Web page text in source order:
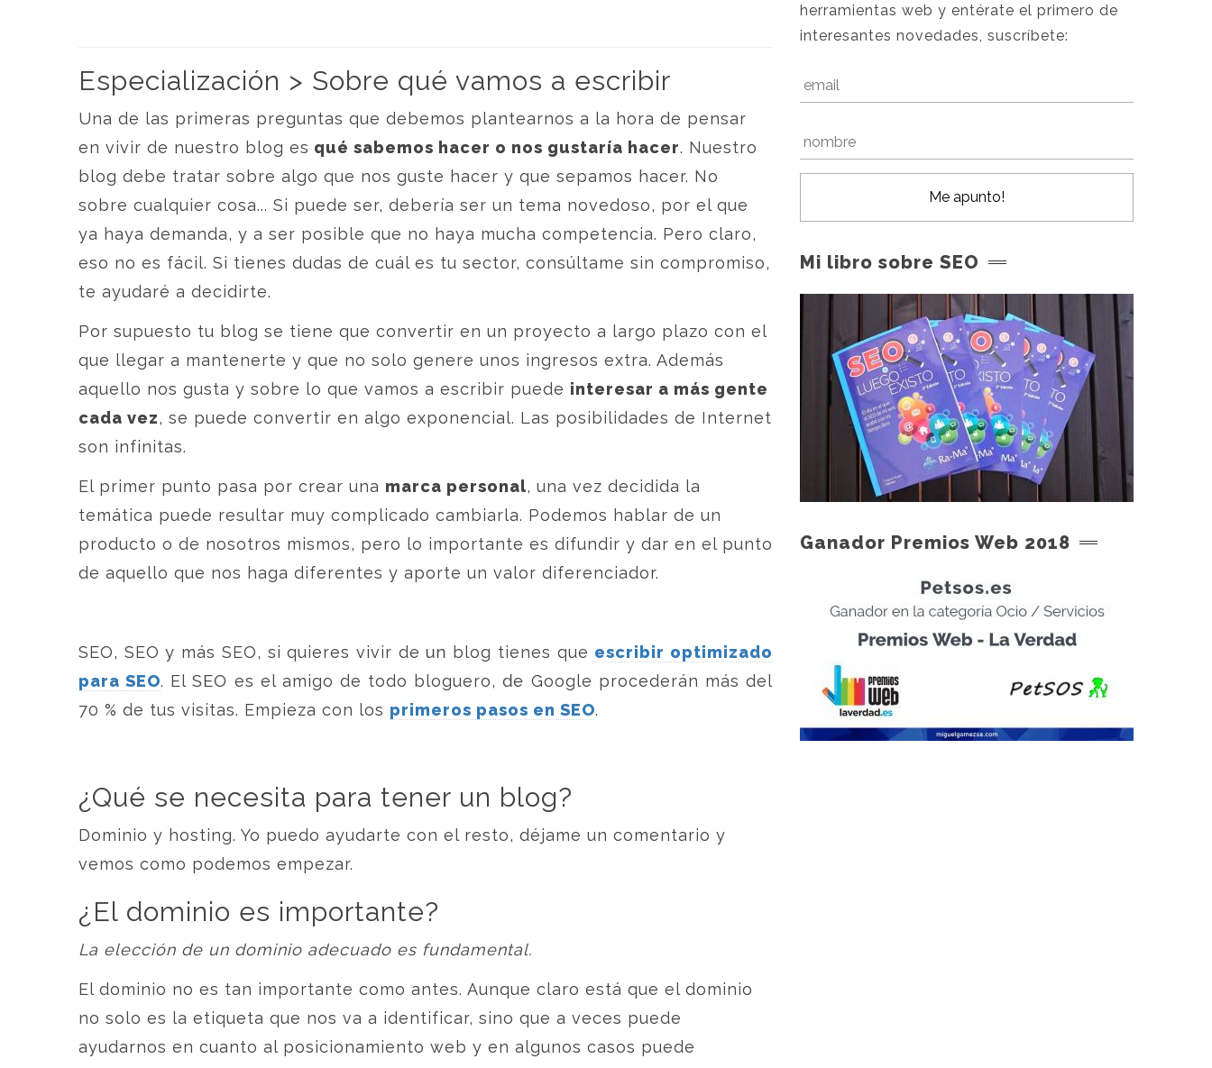
Especialización > Sobre qué vamos a escribir
Una de las primeras preguntas que debemos plantearnos a la hora de pensar
en vivir de nuestro blog es qué sabemos hacer o nos gustaría hacer. Nuestro
blog debe tratar sobre algo que nos guste hacer y que sepamos hacer. No
sobre cualquier cosa... Si puede ser, debería ser un tema novedoso, por el que
ya haya demanda, y a ser posible que no haya mucha competencia. Pero claro,
eso no es fácil. Si tienes dudas de cuál es tu sector, consúltame sin compromiso,
te ayudaré a decidirte.
Por supuesto tu blog se tiene que convertir en un proyecto a largo plazo con el
que llegar a mantenerte y que no solo genere unos ingresos extra. Además
aquello nos gusta y sobre lo que vamos a escribir puede interesar a más gente
cada vez, se puede convertir en algo exponencial. Las posibilidades de Internet
son infinitas.
El primer punto pasa por crear una marca personal, una vez decidida la
temática puede resultar muy complicado cambiarla. Podemos hablar de un
producto o de nosotros mismos, pero lo importante es difundir y dar en el punto
de aquello que nos haga diferentes y aporte un valor diferenciador.
SEO, SEO y más SEO, si quieres vivir de un blog tienes que escribir optimizado
para SEO. El SEO es el amigo de todo bloguero, de Google procederán más del
70 % de tus visitas. Empieza con los primeros pasos en SEO.
¿Qué se necesita para tener un blog?
Dominio y hosting. Yo puedo ayudarte con el resto, déjame un comentario y
vemos como podemos empezar.
¿El dominio es importante?
La elección de un dominio adecuado es fundamental.
El dominio no es tan importante como antes. Aunque claro está que el dominio
no solo es la etiqueta que nos va a identificar, sino que a veces puede
ayudarnos en cuanto al posicionamiento web y en algunos casos puede
herramientas web y entérate el primero de
interesantes novedades, suscríbete:
Mi libro sobre SEO
Ganador Premios Web 2018